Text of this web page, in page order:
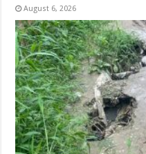
August 6, 2026